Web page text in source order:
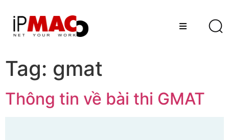
Tag: gmat
Thông tin về bài thi GMAT